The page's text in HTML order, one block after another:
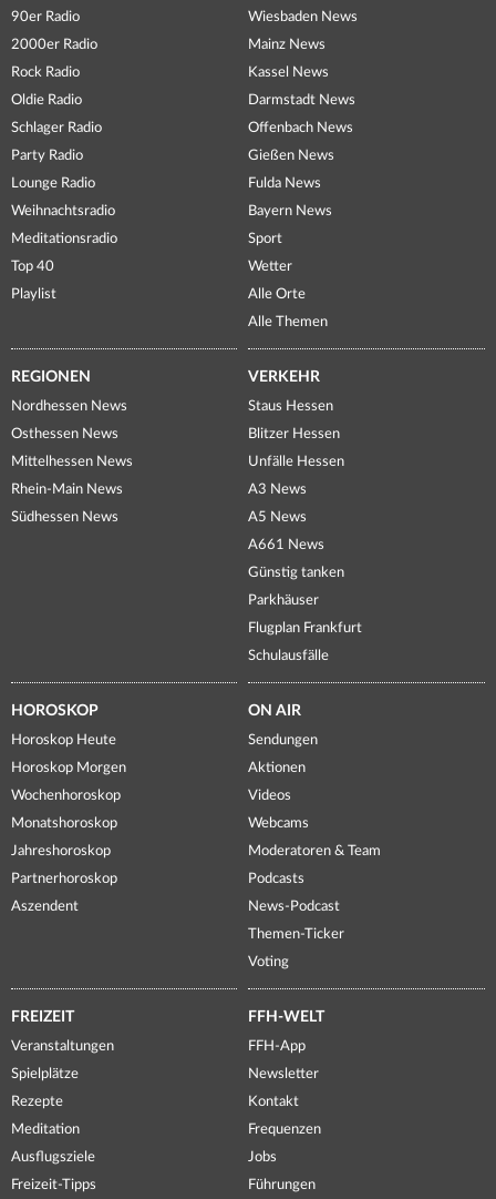
90er Radio
2000er Radio
Rock Radio
Oldie Radio
Schlager Radio
Party Radio
Lounge Radio
Weihnachtsradio
Meditationsradio
Top 40
Playlist
Wiesbaden News
Mainz News
Kassel News
Darmstadt News
Offenbach News
Gießen News
Fulda News
Bayern News
Sport
Wetter
Alle Orte
Alle Themen
REGIONEN
Nordhessen News
Osthessen News
Mittelhessen News
Rhein-Main News
Südhessen News
VERKEHR
Staus Hessen
Blitzer Hessen
Unfälle Hessen
A3 News
A5 News
A661 News
Günstig tanken
Parkhäuser
Flugplan Frankfurt
Schulausfälle
HOROSKOP
Horoskop Heute
Horoskop Morgen
Wochenhoroskop
Monatshoroskop
Jahreshoroskop
Partnerhoroskop
Aszendent
ON AIR
Sendungen
Aktionen
Videos
Webcams
Moderatoren & Team
Podcasts
News-Podcast
Themen-Ticker
Voting
FREIZEIT
Veranstaltungen
Spielplätze
Rezepte
Meditation
Ausflugsziele
Freizeit-Tipps
FFH-WELT
FFH-App
Newsletter
Kontakt
Frequenzen
Jobs
Führungen